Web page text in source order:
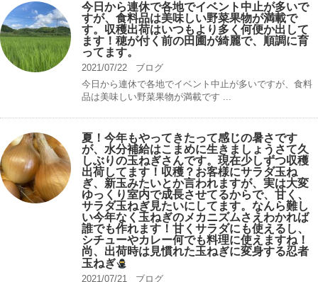
今日から連休で各地でイベント中止が多いで
すが、食料品は美味しい野菜果物が満載で
す。収穫出荷はいつもより多く何便か出して
ます！穂が付く前の田圃が綺麗で、順調に育
ってます。
2021/07/22
ブログ
今日から連休で各地でイベント中止が多いですが、食料
品は美味しい野菜果物が満載です ...
夏！今年もやってきたって感じの暑さです
が、水分補給はこまめに生きましょうさて久
しぶりの玉ねぎさんです。現在少しずつ収穫
出荷してます！収穫？お客様にサラダ玉ね
ぎ、新玉みたいとか言われますが、実は大変
ゆっくり室内で成長させてるからで、甘く、
サラダ玉ねぎ見たいにしてます。なんら難し
い今年なく玉ねぎのメカニズムさえわかれば
誰でも作れます！甘くサラダにも使えるし、
シチューやカレー何でも料理に使えますね！
尚、出荷時は見慣れた玉ねぎに変身する忍者
玉ねぎ
2021/07/21 ブログ